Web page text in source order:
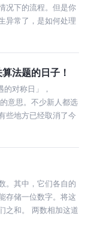
况下的流程。但是你
异常了，是如何处理
在传输数据的前
法题的日子！
对称日」，
意思。不少新人都选
些地方已经取消了今
来聊聊技术相关的话
。其中，它们各自的
存储一位数字。将这
之和。 两数相加这道
立在链表的基础之